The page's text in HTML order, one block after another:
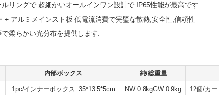
リングで 超細かいオールインワン設計で IP65性能が最高です
+ アルミメインスト板 低電流消費で完璧な散熱,安全性,信頼性
柔らかい光分布を提供します.
内部ボックス 純/総重量
1pc/インナーボックス: 35*13.5*5cm NW:0.8kgGW:0.9kg 12個/カ